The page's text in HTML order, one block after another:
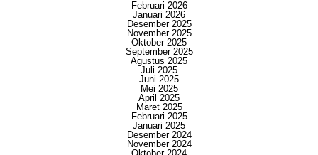
Februari 2026
Januari 2026
Desember 2025
November 2025
Oktober 2025
September 2025
Agustus 2025
Juli 2025
Juni 2025
Mei 2025
April 2025
Maret 2025
Februari 2025
Januari 2025
Desember 2024
November 2024